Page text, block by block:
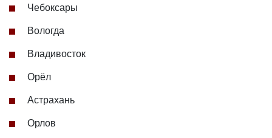
Чебоксары
Вологда
Владивосток
Орёл
Астрахань
Орлов